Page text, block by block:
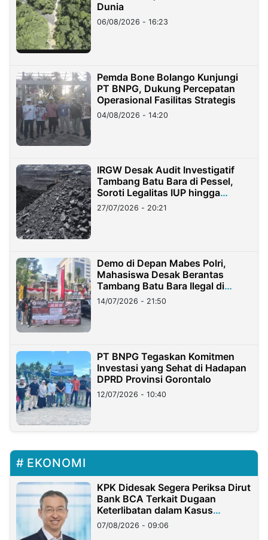
Dunia
06/08/2026 - 16:23
Pemda Bone Bolango Kunjungi
PT BNPG, Dukung Percepatan
Operasional Fasilitas Strategis
04/08/2026 - 14:20
IRGW Desak Audit Investigatif
Tambang Batu Bara di Pessel,
Soroti Legalitas IUP hingga
Stockpile
27/07/2026 - 20:21
Demo di Depan Mabes Polri,
Mahasiswa Desak Berantas
Tambang Batu Bara Ilegal di
Lampung
14/07/2026 - 21:50
PT BNPG Tegaskan Komitmen
Investasi yang Sehat di Hadapan
DPRD Provinsi Gorontalo
12/07/2026 - 10:40
EKONOMI
KPK Didesak Segera Periksa Dirut
Bank BCA Terkait Dugaan
Keterlibatan dalam Kasus
Hilangnya Dana Nasabah Rp2,58
Miliar
07/08/2026 - 09:06